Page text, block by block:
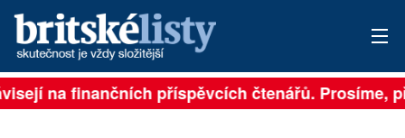
PŘIHLÁSIT
na finančních příspěvcích čtenářů. Prosíme,